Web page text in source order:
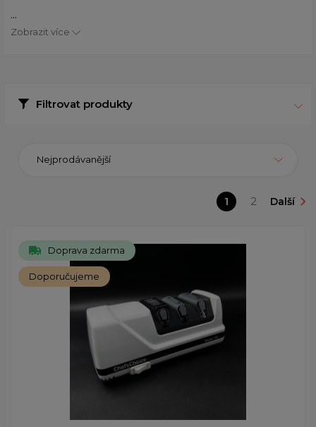
...
Zobrazit více
Filtrovat produkty
Nejprodávanější
1 2 Další
Doprava zdarma
Doporučujeme